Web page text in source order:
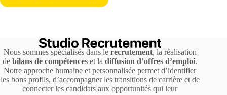
Nous sommes spécialisés dans le recrutement, la réalisation
debilans de compétences et ladiffusion d’offres d’emploi.
Notre approche humaine et personnalisée permet d’identifier
les bons profils, d’accompagner les transitions de carrière et de
connecter les candidats aux opportunités qui leur